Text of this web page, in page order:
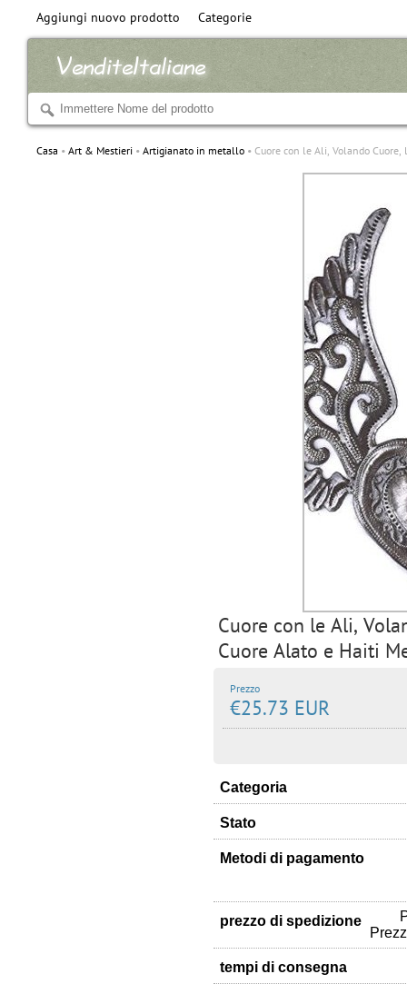
Aggiungi nuovo prodotto Categorie
Casa Art & Mestieri Artigianato in metallo Cuore con le Ali, Volando
Cuore con le Ali,
Cuore Alato e Haiti
Prezzo
€25.73 EUR
Categoria
Stato
Metodi di pagamento
prezzo di spedizione
tempi di consegna